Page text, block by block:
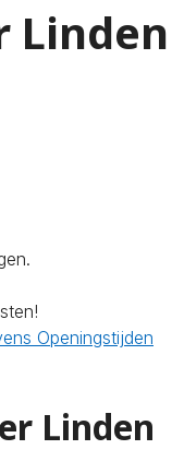
Linden
Openingstijden
Linden